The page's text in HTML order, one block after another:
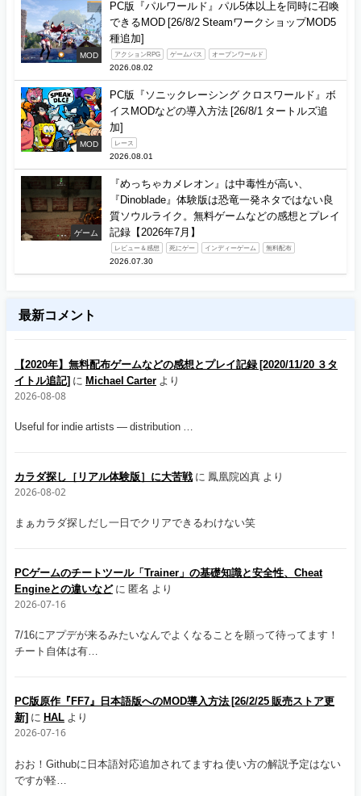
MOD
PC版『パルワールド』パル5体以上を同時に召喚
できるMOD [26/8/2 SteamワークショップMOD5
種追加]
アクションRPG ゲームパス オープンワールド
2026.08.02
MOD
PC版『ソニックレーシング クロスワールド』ボ
イスMODなどの導入方法 [26/8/1 タートルズ追
加]
レース
2026.08.01
ゲーム
『めっちゃカメレオン』は中毒性が高い、
『Dinoblade』体験版は恐竜一発ネタではない良
質ソウルライク。無料ゲームなどの感想とプレイ
記録【2026年7月】
レビュー＆感想 死にゲー インディーゲーム 無料配布
2026.07.30
最新コメント
【2020年】無料配布ゲームなどの感想とプレイ記録 [2020/11/20 ３タ
イトル追記] に Michael Carter より
2026-08-08
Useful for indie artists — distribution …
カラダ探し［リアル体験版］に大苦戦 に 鳳凰院凶真 より
2026-08-02
まぁカラダ探しだし一日でクリアできるわけない笑
PCゲームのチートツール「Trainer」の基礎知識と安全性、Cheat
Engineとの違いなどに 匿名 より
2026-07-16
7/16にアプデが来るみたいなんでよくなることを願って待ってます！
チート自体は有…
PC版原作『FF7』日本語版へのMOD導入方法 [26/2/25 販売ストア更
新] に HAL より
2026-07-16
おお！Githubに日本語対応追加されてますね 使い方の解説予定はない
ですが軽…